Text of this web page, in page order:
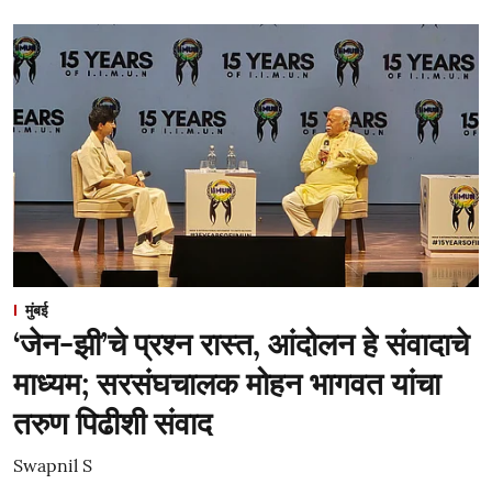
मुंबई
‘जेन-झी’चे प्रश्न रास्त, आंदोलन हे संवादाचे
माध्यम; सरसंघचालक मोहन भागवत यांचा
तरुण पिढीशी संवाद
Swapnil S